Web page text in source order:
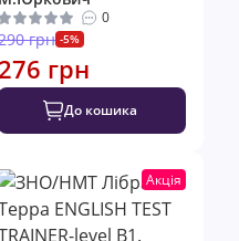
0
грн -5%
276 грн
До кошика
Акція